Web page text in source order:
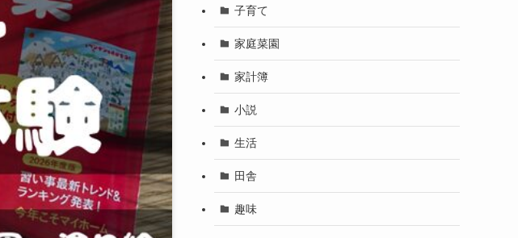
子育て
家庭菜園
家計簿
小説
生活
田舎
趣味